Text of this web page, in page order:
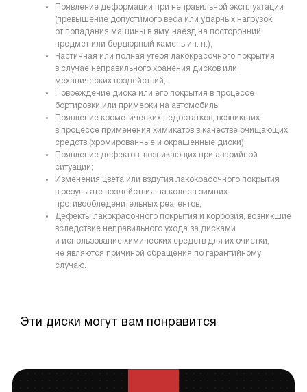
Появление деформации при неправильной эксплуатации
(превышение допустимого веса или ударных нагрузок
от попадания машины в яму, наезд на посторонний
предмет или бордюрный камень и т. п.);
Частичная или полная утеря лакокрасочного покрытия
в случае неправильного хранения дисков или
механических воздействий;
Повреждение диска или его покрытия в процессе
бортировки или примерки на автомобиль;
Появление косметических недостатков, возникших
в процессе применения химикатов в качестве очищающих
средств (хромированные и окрашенные диски);
Появление дефектов, возникающих при аварийной
ситуации;
Изменения цвета или вздутия лакокрасочного покрытия
в результате воздействия на колеса зимних
противообледенительных реагентов;
Дефекты лакокрасочного покрытия и коррозия, возникшие
вследствие неправильного ухода за дисками
и использование химических средств для их очистки,
не являются причиной обращения по гарантийному
случаю.
Эти диски могут вам понравится